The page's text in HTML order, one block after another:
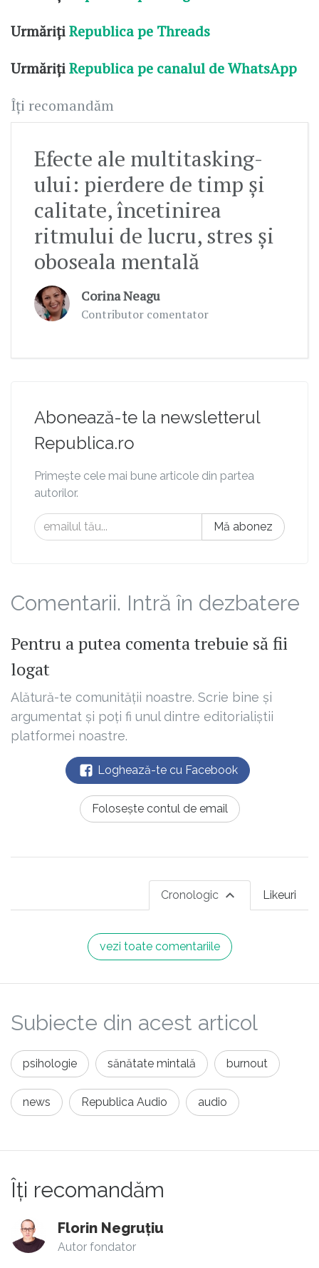
UrmărițiRepublica pe Threads
UrmărițiRepublica pe canalul de WhatsApp
Îți recomandăm
Efecte ale multitasking-
ului: pierdere de timp și
calitate, încetinirea
ritmului de lucru, stres și
oboseala mentală
Corina Neagu
Contributor comentator
Abonează-te la newsletterul
Republica.ro
Primește cele mai bune articole din partea
autorilor.
Mă abonez
Comentarii. Intră în dezbatere
Pentru a putea comenta trebuie să fii
logat
Alătură-te comunității noastre. Scrie bine și
argumentat și poți fi unul dintre editorialiștii
platformei noastre.
Loghează-te cu Facebook
Folosește contul de email
Likeuri
Cronologic
vezi toate comentariile
Subiecte din acest articol
psihologie sănătate mintală burnout
news Republica Audio audio
Îți recomandăm
Florin Negruțiu
Autor fondator